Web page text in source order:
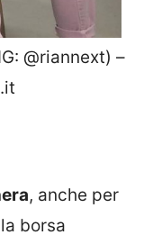
@riannext) –
, anche per
borsa